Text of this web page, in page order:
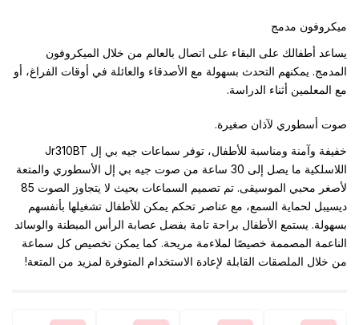
ميكروفون مدمج
يساعد أطفالك على البقاء على اتصال بالعالم من خلال الميكروفون
المدمج. يمكنهم التحدث بسهولة مع الأصدقاء والعائلة في أوقات الفراغ، أو
مع المعلمين أثناء الدراسة.
صوت أسطوري لآذان صغيرة.
خفيفة وآمنة ومناسبة للأطفال، توفر سماعات جيه بي إل Jr310BT
اللاسلكية ما يصل إلى 30 ساعة من صوت جيه بي إل الأسطوري والمتعة
لأصغر محبي الموسيقى. تم تصميم السماعات بحيث لا يتجاوز الصوت 85
ديسيبل لحماية السمع، مع عناصر تحكم يمكن للأطفال تشغيلها بأنفسهم
بسهولة. يستمع الأطفال براحة تامة بفضل عصابة الرأس المبطنة والوسائد
الناعمة المصممة خصيصًا لملاءمة مريحة. كما يمكن تخصيص كل سماعة
من خلال الملصقات القابلة لإعادة الاستخدام المتوفرة لمزيد من المتعة!